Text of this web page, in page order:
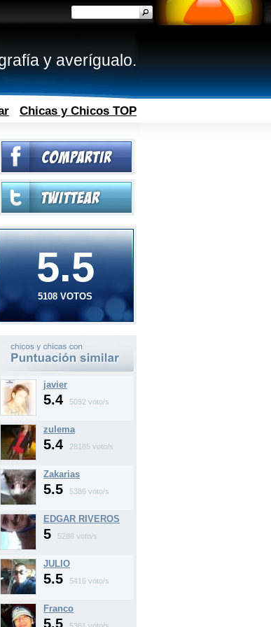
y averígualo.
Chicas y Chicos TOP
5.5
5108 VOTOS
javier
5.4 5092 voto/s
zulema
5.4 28185 voto/s
Zakarias
5.5 5386 voto/s
EDGAR RIVEROS
5 5288 voto/s
JULIO
5.5 5416 voto/s
Franco
5.5